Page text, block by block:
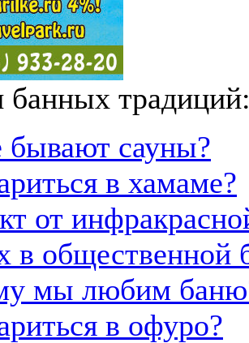
банных
бывают сауны?
в хамаме?
от
в общественной
мы любим
в офуро?